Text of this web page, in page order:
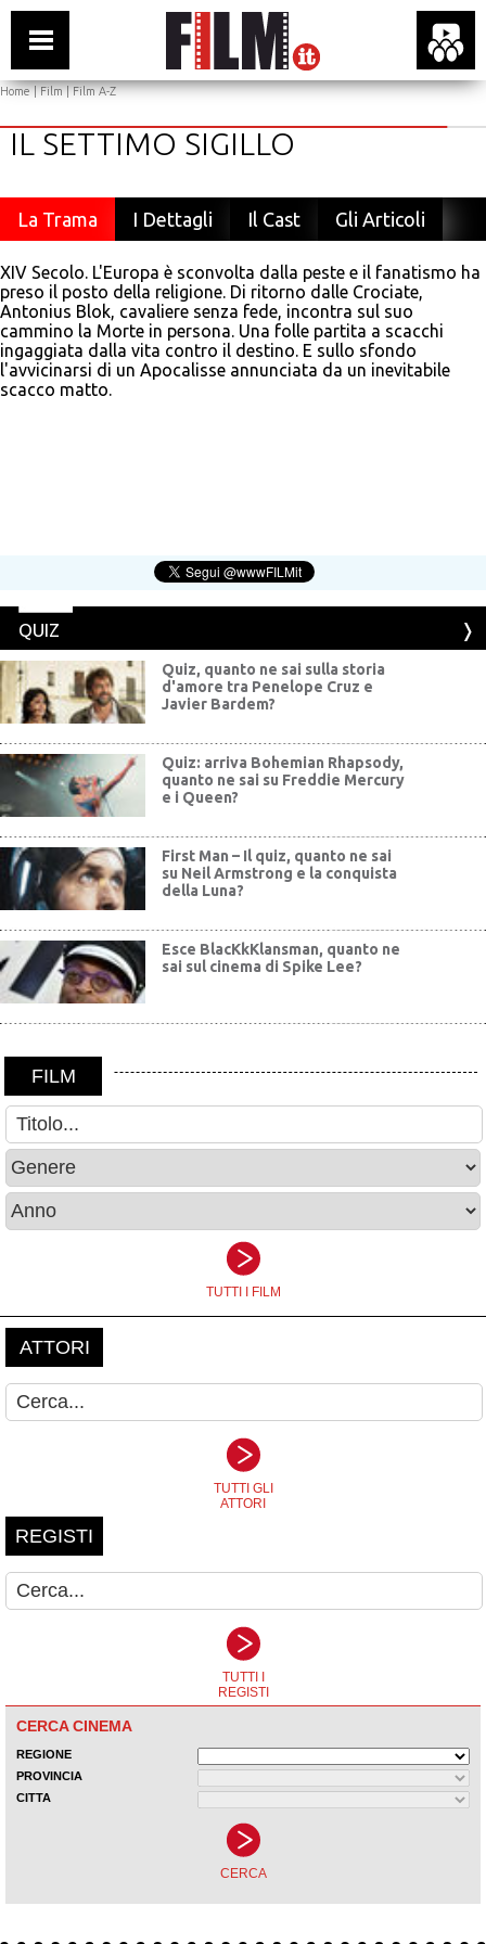
Home|Film|Film A-Z
IL SETTIMO SIGILLO
La Trama I Dettagli Il Cast Gli Articoli
XIV Secolo. L'Europa è sconvolta dalla peste e il fanatismo ha
preso il posto della religione. Di ritorno dalle Crociate,
Antonius Blok, cavaliere senza fede, incontra sul suo
cammino la Morte in persona. Una folle partita a scacchi
ingaggiata dalla vita contro il destino. E sullo sfondo
l'avvicinarsi di un Apocalisse annunciata da un inevitabile
scacco matto.
QUIZ
Quiz, quanto ne sai sulla storia
d'amore tra Penelope Cruz e
Javier Bardem?
Quiz: arriva Bohemian Rhapsody,
quanto ne sai su Freddie Mercury
e i Queen?
First Man – Il quiz, quanto ne sai
su Neil Armstrong e la conquista
della Luna?
Esce BlacKkKlansman, quanto ne
sai sul cinema di Spike Lee?